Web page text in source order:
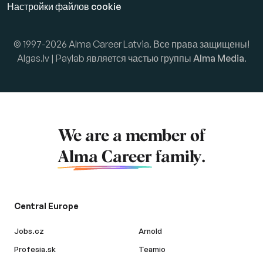
Настройки файлов cookie
© 1997-2026 Alma Career Latvia. Все права защищены!
Algas.lv | Paylab является частью группы Alma Media.
We are a member of
Alma Career family.
Central Europe
Jobs.cz
Profesia.sk
Arnold
Teamio